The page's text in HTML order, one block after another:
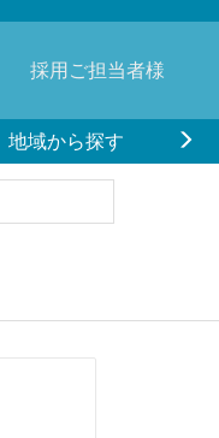
採用ご担当者様
地域から探す